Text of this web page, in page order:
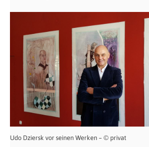
Udo Dziersk vor seinen Werken – © privat